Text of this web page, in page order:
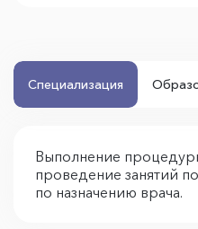
Специализация
Выполнение
проведение занятий
по назначению врача.